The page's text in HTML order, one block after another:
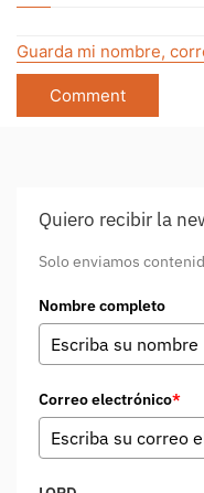
Guarda mi nombre,
Quiero recibir la
Solo enviamos
Nombre completo
Correo electrónico*